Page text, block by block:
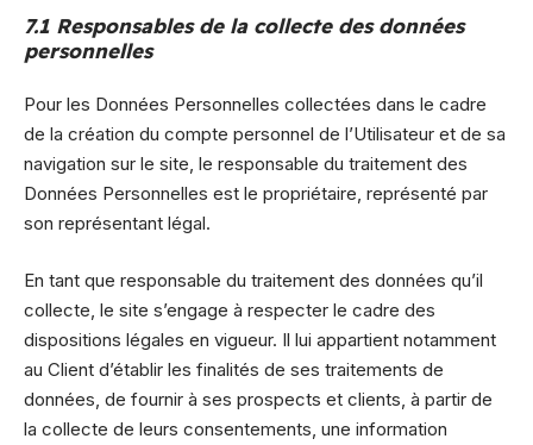
7.1 Responsables de la collecte des données
personnelles
Pour les Données Personnelles collectées dans le cadre
de la création du compte personnel de l’Utilisateur et de sa
navigation sur le site, le responsable du traitement des
Données Personnelles est le propriétaire, représenté par
son représentant légal.
En tant que responsable du traitement des données qu’il
collecte, le site s’engage à respecter le cadre des
dispositions légales en vigueur. Il lui appartient notamment
au Client d’établir les finalités de ses traitements de
données, de fournir à ses prospects et clients, à partir de
la collecte de leurs consentements, une information